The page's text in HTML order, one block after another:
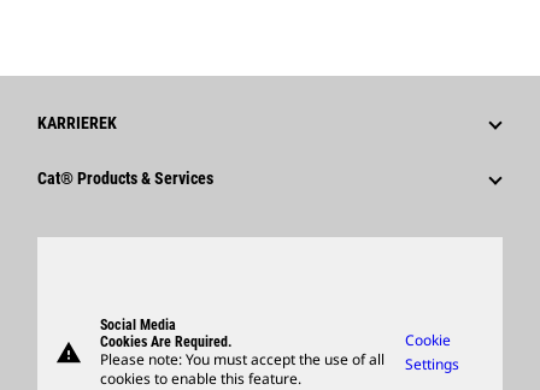
KARRIEREK
Miért Érdemes A Caterpillart Választani?
Cat® Products & Services
Merchandise
warning
Social Media
Cookies Are Required.
Please note: You must accept the use of all
cookies to enable this feature.
Cookie
Settings